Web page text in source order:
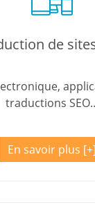
de
traductions
En savoir plus